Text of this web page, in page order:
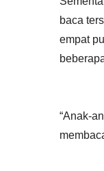
baca
empat
“Anak-